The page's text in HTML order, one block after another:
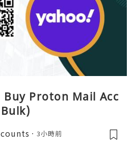
Buy Proton Mail Acc
3小時前